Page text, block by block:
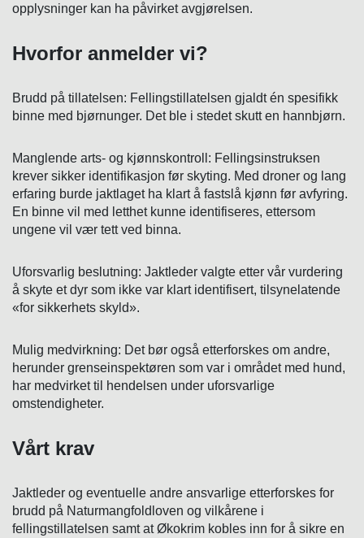
opplysninger kan ha påvirket avgjørelsen.
Hvorfor anmelder vi?
Brudd på tillatelsen: Fellingstillatelsen gjaldt én spesifikk
binne med bjørnunger. Det ble i stedet skutt en hannbjørn.
Manglende arts- og kjønnskontroll: Fellingsinstruksen
krever sikker identifikasjon før skyting. Med droner og lang
erfaring burde jaktlaget ha klart å fastslå kjønn før avfyring.
En binne vil med letthet kunne identifiseres, ettersom
ungene vil vær tett ved binna.
Uforsvarlig beslutning: Jaktleder valgte etter vår vurdering
å skyte et dyr som ikke var klart identifisert, tilsynelatende
«for sikkerhets skyld».
Mulig medvirkning: Det bør også etterforskes om andre,
herunder grenseinspektøren som var i området med hund,
har medvirket til hendelsen under uforsvarlige
omstendigheter.
Vårt krav
Jaktleder og eventuelle andre ansvarlige etterforskes for
brudd på Naturmangfoldloven og vilkårene i
fellingstillatelsen samt at Økokrim kobles inn for å sikre en